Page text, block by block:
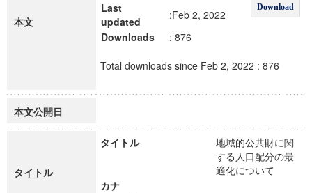
本文
Download
Last
updated
:Feb 2, 2022
Downloads
: 876
Total downloads since Feb 2, 2022 : 876
本文公開日
タイトル
タイトル
地域的公共財に関
する人口配分の最
適化について
カナ